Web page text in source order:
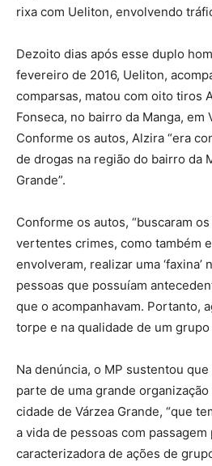
rixa com Ueliton, envolvendo
Dezoito dias após esse duplo
fevereiro de 2016, Ueliton,
comparsas, matou com oito tiros
Fonseca, no bairro da Manga, em
Conforme os autos, Alzira “era
de drogas na região do bairro da
Grande”.
Conforme os autos, “buscaram
vertentes crimes, como também
envolveram, realizar uma ‘faxina’
pessoas que possuíam
que o acompanhavam. Portanto,
torpe e na qualidade de um
Na denúncia, o MP sustentou
parte de uma grande
cidade de Várzea Grande, “que
a vida de pessoas com passagem
caracterizadora de ações de